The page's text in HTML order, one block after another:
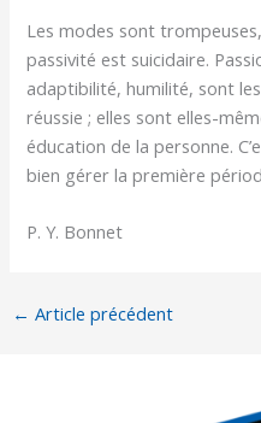
Les modes sont
passivité est suicidaire.
adaptibilité, humilité, sont
réussie ; elles sont elles-
éducation de la personne.
bien gérer la première
P. Y. Bonnet
← Article précédent